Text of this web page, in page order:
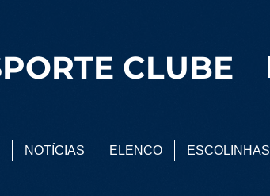
CLUBE
NOTÍCIAS ELENCO ESCOLINHAS